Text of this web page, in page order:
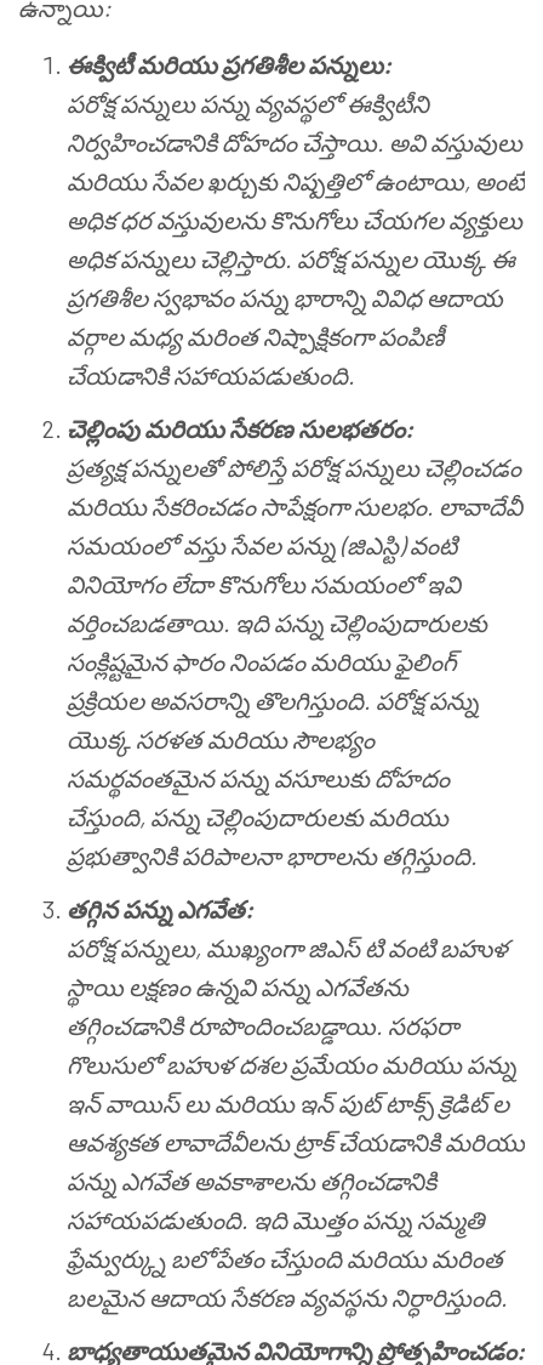
ఉన్నాయి:
ఈక్విటీ మరియు ప్రగతిశీల పన్నులు:
పరోక్ష పన్నులు పన్ను వ్యవస్థలో ఈక్విటీని
నిర్వహించడానికి దోహదం చేస్తాయి. అవి వస్తువులు
మరియు సేవల ఖర్చుకు నిష్పత్తిలో ఉంటాయి, అంటే
అధిక ధర వస్తువులను కొనుగోలు చేయగల వ్యక్తులు
అధిక పన్నులు చెల్లిస్తారు. పరోక్ష పన్నుల యొక్క ఈ
ప్రగతిశీల స్వభావం పన్ను భారాన్ని వివిధ ఆదాయ
వర్గాల మధ్య మరింత నిష్పాక్షికంగా పంపిణీ
చేయడానికి సహాయపడుతుంది.
చెల్లింపు మరియు సేకరణ సులభతరం:
ప్రత్యక్ష పన్నులతో పోలిస్తే పరోక్ష పన్నులు చెల్లించడం
మరియు సేకరించడం సాపేక్షంగా సులభం. లావాదేవీ
సమయంలో వస్తు సేవల పన్ను (జిఎస్టి) వంటి
వినియోగం లేదా కొనుగోలు సమయంలో ఇవి
వర్తించబడతాయి. ఇది పన్ను చెల్లింపుదారులకు
సంక్లిష్టమైన ఫారం నింపడం మరియు ఫైలింగ్
ప్రక్రియల అవసరాన్ని తొలగిస్తుంది. పరోక్ష పన్ను
యొక్క సరళత మరియు సౌలభ్యం
సమర్థవంతమైన పన్ను వసూలుకు దోహదం
చేస్తుంది, పన్ను చెల్లింపుదారులకు మరియు
ప్రభుత్వానికి పరిపాలనా భారాలను తగ్గిస్తుంది.
తగ్గిన పన్ను ఎగవేత:
పరోక్ష పన్నులు, ముఖ్యంగా జిఎస్ టి వంటి బహుళ
స్థాయి లక్షణం ఉన్నవి పన్ను ఎగవేతను
తగ్గించడానికి రూపొందించబడ్డాయి. సరఫరా
గొలుసులో బహుళ దశల ప్రమేయం మరియు పన్ను
ఇన్ వాయిస్ లు మరియు ఇన్ పుట్ టాక్స్ క్రెడిట్ ల
ఆవశ్యకత లావాదేవీలను ట్రాక్ చేయడానికి మరియు
పన్ను ఎగవేత అవకాశాలను తగ్గించడానికి
సహాయపడుతుంది. ఇది మొత్తం పన్ను సమ్మతి
ఫ్రేమ్వర్క్ను బలోపేతం చేస్తుంది మరియు మరింత
బలమైన ఆదాయ సేకరణ వ్యవస్థను నిర్ధారిస్తుంది.
బాధ్యతాయుతమైన వినియోగాన్ని ప్రోత్సహించడం: